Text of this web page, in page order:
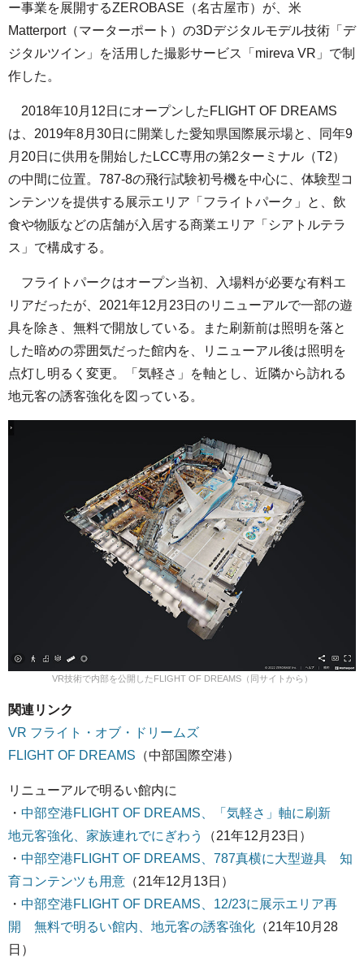
ー事業を展開するZEROBASE（名古屋市）が、米
Matterport（マーターポート）の3Dデジタルモデル技術「デ
ジタルツイン」を活用した撮影サービス「mireva VR」で制
作した。
2018年10月12日にオープンしたFLIGHT OF DREAMS
は、2019年8月30日に開業した愛知県国際展示場と、同年9
月20日に供用を開始したLCC専用の第2ターミナル（T2）
の中間に位置。787-8の飛行試験初号機を中心に、体験型コ
ンテンツを提供する展示エリア「フライトパーク」と、飲
食や物販などの店舗が入居する商業エリア「シアトルテラ
ス」で構成する。
フライトパークはオープン当初、入場料が必要な有料エ
リアだったが、2021年12月23日のリニューアルで一部の遊
具を除き、無料で開放している。また刷新前は照明を落と
した暗めの雰囲気だった館内を、リニューアル後は照明を
点灯し明るく変更。「気軽さ」を軸とし、近隣から訪れる
地元客の誘客強化を図っている。
VR技術で内部を公開したFLIGHT OF DREAMS（同サイトから）
関連リンク
VR フライト・オブ・ドリームズ
FLIGHT OF DREAMS （中部国際空港）
リニューアルで明るい館内に
・ 中部空港FLIGHT OF DREAMS、「気軽さ」軸に刷新
地元客強化、家族連れでにぎわう
（21年12月23日）
・ 中部空港FLIGHT OF DREAMS、787真横に大型遊具 知
育コンテンツも用意 （21年12月13日）
・ 中部空港FLIGHT OF DREAMS、12/23に展示エリア再
開 無料で明るい館内、地元客の誘客強化 （21年10月28
日）